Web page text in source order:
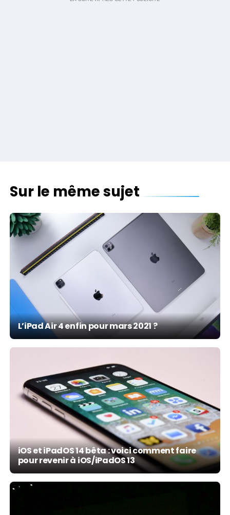
Sur le même sujet
L’iPad Air 4 enfin pour mars 2021 ?
iOS et iPadOS 14 bêta : voici comment faire
pour revenir à iOS/iPadOS 13